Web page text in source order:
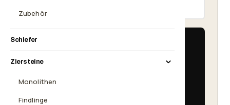
Zubehör
Schiefer
Ziersteine
Monolithen
Findlinge
Fläche
≈ 400 kg
1× Big Bag 500 kg